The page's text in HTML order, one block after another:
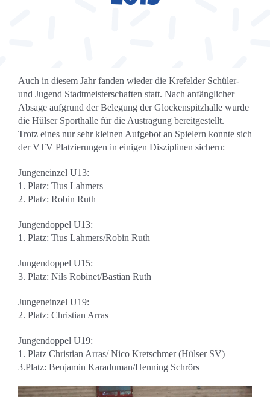
Mitglied werden
Auch in diesem Jahr fanden wieder die Krefelder Schüler-
und Jugend Stadtmeisterschaften statt. Nach anfänglicher
Absage aufgrund der Belegung der Glockenspitzhalle wurde
die Hülser Sporthalle für die Austragung bereitgestellt.
Trotz eines nur sehr kleinen Aufgebot an Spielern konnte sich
der VTV Platzierungen in einigen Disziplinen sichern:
Jungeneinzel U13:
1. Platz: Tius Lahmers
2. Platz: Robin Ruth
Jungendoppel U13:
1. Platz: Tius Lahmers/Robin Ruth
Jungendoppel U15:
3. Platz: Nils Robinet/Bastian Ruth
Jungeneinzel U19:
2. Platz: Christian Arras
Jungendoppel U19:
1. Platz Christian Arras/ Nico Kretschmer (Hülser SV)
3.Platz: Benjamin Karaduman/Henning Schrörs